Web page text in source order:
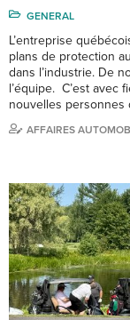
GENERAL
L’entreprise
plans de protection
dans l’industrie. De
l’équipe. C’est avec
nouvelles personnes
AFFAIRES